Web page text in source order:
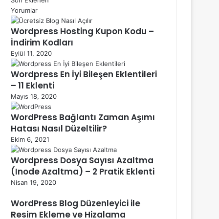
Yorumlar
Wordpress Hosting Kupon Kodu –
İndirim Kodları
Eylül 11, 2020
Wordpress En İyi Bileşen Eklentileri
– 11 Eklenti
Mayıs 18, 2020
WordPress Bağlantı Zaman Aşımı
Hatası Nasıl Düzeltilir?
Ekim 6, 2021
Wordpress Dosya Sayısı Azaltma
(Inode Azaltma) – 2 Pratik Eklenti
Nisan 19, 2020
WordPress Blog Düzenleyici ile
Resim Ekleme ve Hizalama